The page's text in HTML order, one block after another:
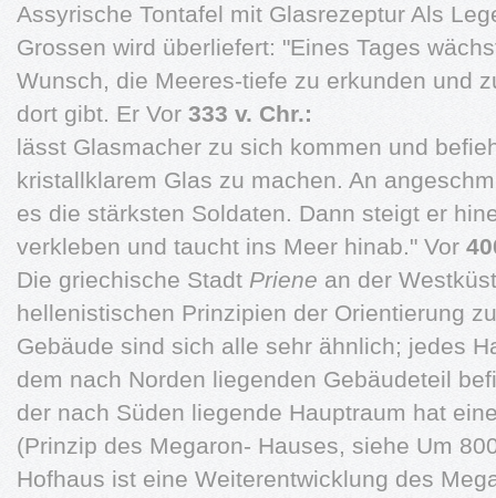
Assyrische Tontafel mit Glasrezeptur Als
Grossen wird überliefert: "Eines Tages
Wunsch, die Meeres-tiefe zu erkunden und
dort gibt. Er Vor 333 v. Chr.:
lässt Glasmacher zu sich kommen und
kristallklarem Glas zu machen. An
es die stärksten Soldaten. Dann steigt er
verkleben und taucht ins Meer hinab." Vor
Die griechische Stadt Priene an der
hellenistischen Prinzipien der Orientierung
Gebäude sind sich alle sehr ähnlich; jedes
dem nach Norden liegenden Gebäudeteil
der nach Süden liegende Hauptraum hat
(Prinzip des Megaron- Hauses, siehe Um
Hofhaus ist eine Weiterentwicklung des